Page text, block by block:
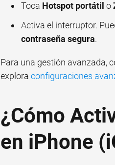
Toca Hotspot portátil o
Activa el interruptor.
contraseña segura.
Para una gestión avanzada,
explora configuraciones
¿Cómo
en iPhone